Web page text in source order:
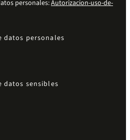
personales:Autorizacion-uso-de-
personales
datos sensibles